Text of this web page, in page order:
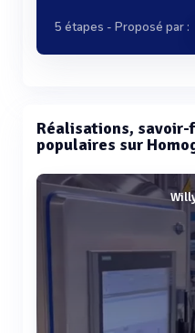
5 étapes - Proposé par :
Réalisations,
populaires sur